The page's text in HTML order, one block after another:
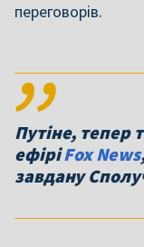
переговорів.
Путіне, тепер
ефіріFox News
завдану